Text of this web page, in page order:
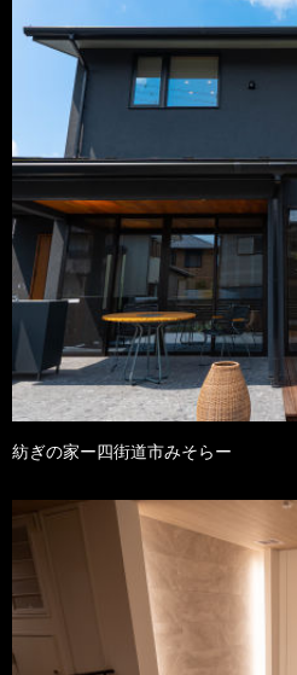
紡ぎの家ー四街道市みそらー